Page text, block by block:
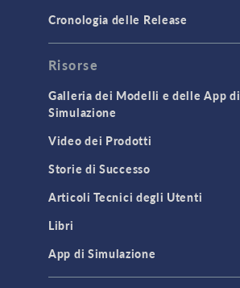
Cronologia delle Release
Risorse
Galleria dei Modelli e delle App di
Simulazione
Video dei Prodotti
Storie di Successo
Articoli Tecnici degli Utenti
Libri
App di Simulazione